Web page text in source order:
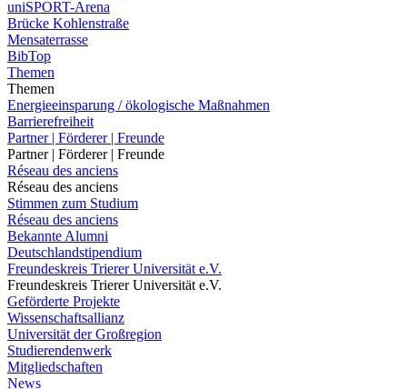
uniSPORT-Arena
Brücke Kohlenstraße
Mensaterrasse
BibTop
Themen
Themen
Energieeinsparung / ökologische Maßnahmen
Barrierefreiheit
Partner | Förderer | Freunde
Partner | Förderer | Freunde
Réseau des anciens
Réseau des anciens
Stimmen zum Studium
Réseau des anciens
Bekannte Alumni
Deutschlandstipendium
Freundeskreis Trierer Universität e.V.
Freundeskreis Trierer Universität e.V.
Geförderte Projekte
Wissenschaftsallianz
Universität der Großregion
Studierendenwerk
Mitgliedschaften
News